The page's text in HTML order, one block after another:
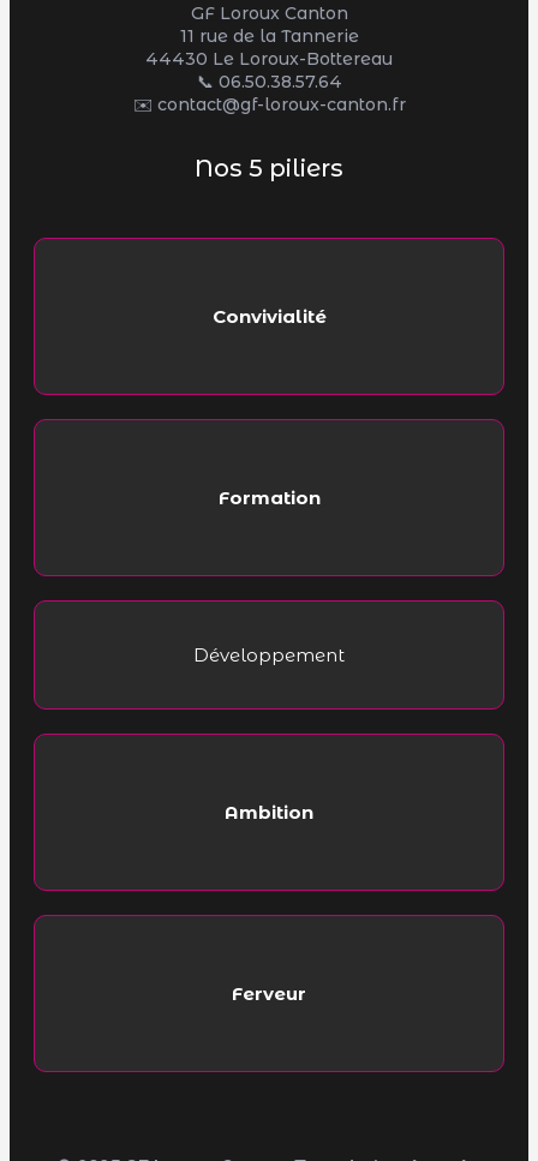
GF Loroux Canton
11 rue de la Tannerie
44430 Le Loroux-Bottereau
📞 06.50.38.57.64
✉️ contact@gf-loroux-canton.fr
Nos 5 piliers
Convivialité
Formation
Développement
Ambition
Ferveur